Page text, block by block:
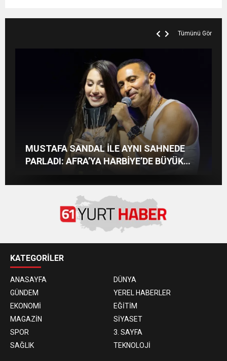
Tümünü Gör
AYLİNCE VE SERDAR ORTAÇ’TAN YAZA
“ROMANTİK AŞK” BOMBASI!
MUSTAFA SANDAL İLE AYNI SAHNEDE
PARLADI: AFRA’YA HARBİYE’DE BÜYÜK
KAYSERİ’DE İZDİHAM DEĞİL, REKOR
VARDI! 195 BİN KİŞİ
Rubato Konser Serisi Müzikseverlerle
Buluşmaya Devam Ediyor
KATEGORİLER
ANASAYFA
DÜNYA
GÜNDEM
YEREL HABERLER
EKONOMİ
EĞİTİM
MAGAZİN
SİYASET
SPOR
3. SAYFA
SAĞLIK
TEKNOLOJİ